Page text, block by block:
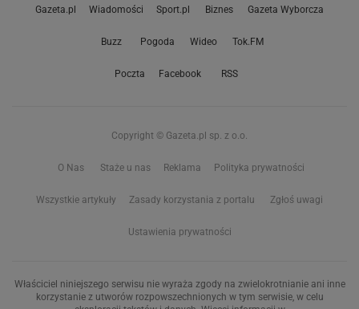
Gazeta.pl Wiadomości Sport.pl Biznes Gazeta Wyborcza
Buzz Pogoda Wideo Tok.FM
Poczta Facebook RSS
Copyright © Gazeta.pl sp. z o.o.
O Nas Staże u nas Reklama Polityka prywatności
Wszystkie artykuły Zasady korzystania z portalu Zgłoś uwagi
Ustawienia prywatności
Właściciel niniejszego serwisu nie wyraża zgody na zwielokrotnianie ani inne
korzystanie z utworów rozpowszechnionych w tym serwisie, w celu